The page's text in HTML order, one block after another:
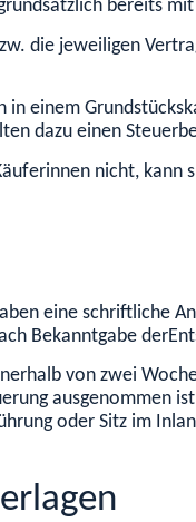
bereits
die jeweiligen
in einem
dazu einen
nicht, kann
eine schriftliche
Bekanntgabe
von zwei
ausgenommen
oder Sitz im